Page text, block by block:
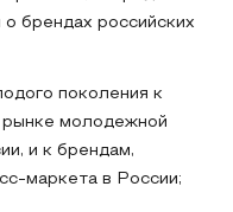
брендах российских
поколения к
рынке молодежной
и к брендам,
маркета в России;